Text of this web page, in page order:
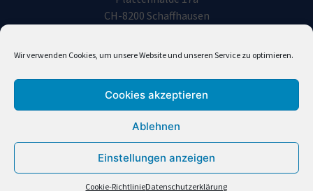
Wir verwenden Cookies, um unsere Website und unseren Service zu optimieren.
Cookies akzeptieren
Ablehnen
Einstellungen anzeigen
Cookie-RichtlinieDatenschutzerklärung
CH-8200 Schaffhausen
München
Camaquito (en Español)